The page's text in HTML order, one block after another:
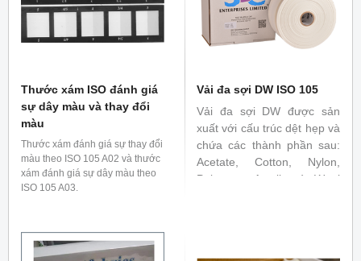
Thước xám ISO đánh giá
sự dây màu và thay đổi
màu
Thước xám đánh giá sự thay đổi
màu theo ISO 105 A02 và thước
xám đánh giá sự dây màu theo
ISO 105 A03.
Vải đa sợi DW ISO 105
Vải đa sợi DW được sản
xuất với cấu trúc dệt hẹp và
chứa các thành phần sau:
Acetate, Cotton, Nylon,
Polyester, Acrylic và Wool